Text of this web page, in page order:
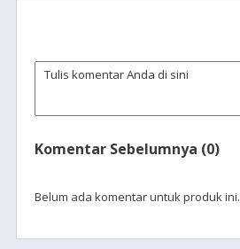
Komentar Sebelumnya (0)
Belum ada komentar untuk produk ini.